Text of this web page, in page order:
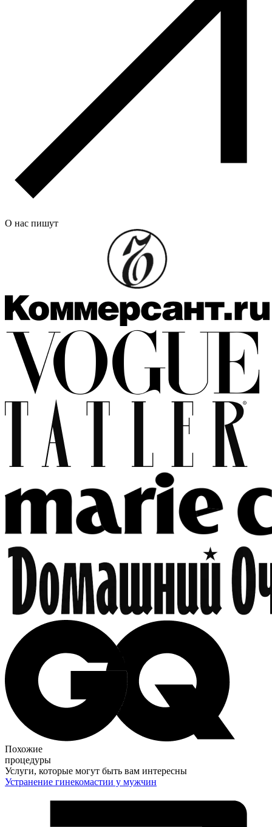
О нас пишут
Похожие
процедуры
Услуги, которые могут быть вам интересны
Устранение гинекомастии у мужчин